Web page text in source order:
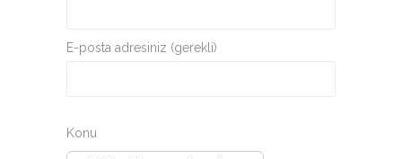
E-posta adresiniz (gerekli)
Konu